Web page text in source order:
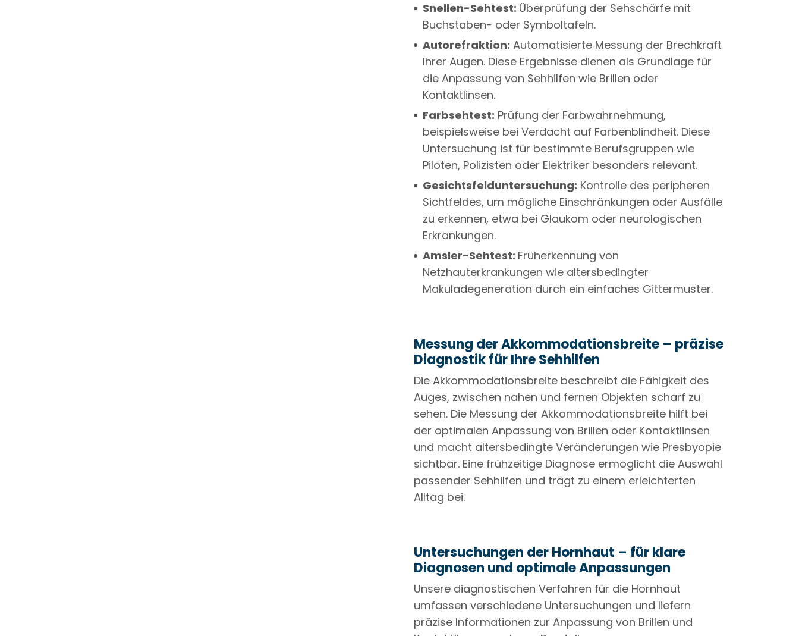
Snellen-Sehtest: Überprüfung der Sehschärfe mit
Buchstaben- oder Symboltafeln.
Autorefraktion: Automatisierte Messung der Brechkraft
Ihrer Augen. Diese Ergebnisse dienen als Grundlage für
die Anpassung von Sehhilfen wie Brillen oder
Kontaktlinsen.
Farbsehtest: Prüfung der Farbwahrnehmung,
beispielsweise bei Verdacht auf Farbenblindheit. Diese
Untersuchung ist für bestimmte Berufsgruppen wie
Piloten, Polizisten oder Elektriker besonders relevant.
Gesichtsfelduntersuchung: Kontrolle des peripheren
Sichtfeldes, um mögliche Einschränkungen oder Ausfälle
zu erkennen, etwa bei Glaukom oder neurologischen
Erkrankungen.
Amsler-Sehtest: Früherkennung von
Netzhauterkrankungen wie altersbedingter
Makuladegeneration durch ein einfaches Gittermuster.
Messung der Akkommodationsbreite – präzise
Diagnostik für Ihre Sehhilfen
Die Akkommodationsbreite beschreibt die Fähigkeit des
Auges, zwischen nahen und fernen Objekten scharf zu
sehen. Die Messung der Akkommodationsbreite hilft bei
der optimalen Anpassung von Brillen oder Kontaktlinsen
und macht altersbedingte Veränderungen wie Presbyopie
sichtbar. Eine frühzeitige Diagnose ermöglicht die Auswahl
passender Sehhilfen und trägt zu einem erleichterten
Alltag bei.
Untersuchungen der Hornhaut – für klare
Diagnosen und optimale Anpassungen
Unsere diagnostischen Verfahren für die Hornhaut
umfassen verschiedene Untersuchungen und liefern
präzise Informationen zur Anpassung von Brillen und